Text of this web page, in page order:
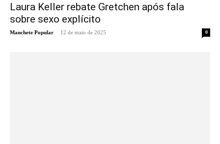
Laura Keller rebate Gretchen após fala
sobre sexo explícito
Manchete Popular - 12 de maio de 2025 0